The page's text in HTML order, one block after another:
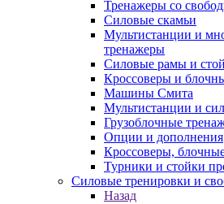
Тренажеры со
Силовые скамьи
Мультистанции и
тренажеры
Силовые рамы и
Кроссоверы и
Машины Смита
Мультистанции и
Грузоблочные
Опции и дополнения
Кроссоверы,
Турники и стойки
Силовые тренировки и
Назад